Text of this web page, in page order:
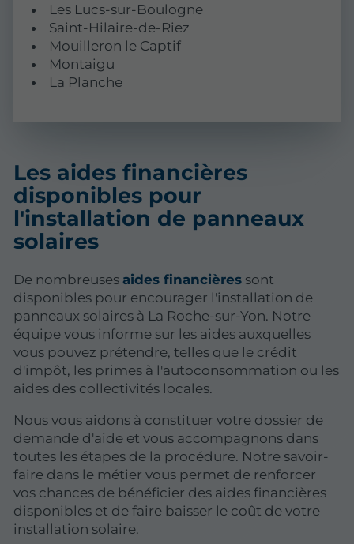
Les Lucs-sur-Boulogne
Saint-Hilaire-de-Riez
Mouilleron le Captif
Montaigu
La Planche
Les aides financières
disponibles pour
l'installation de panneaux
solaires
De nombreusesaides financières sont
disponibles pour encourager l'installation de
panneaux solaires à La Roche-sur-Yon. Notre
équipe vous informe sur les aides auxquelles
vous pouvez prétendre, telles que le crédit
d'impôt, les primes à l'autoconsommation ou les
aides des collectivités locales.
Nous vous aidons à constituer votre dossier de
demande d'aide et vous accompagnons dans
toutes les étapes de la procédure. Notre savoir-
faire dans le métier vous permet de renforcer
vos chances de bénéficier des aides financières
disponibles et de faire baisser le coût de votre
installation solaire.